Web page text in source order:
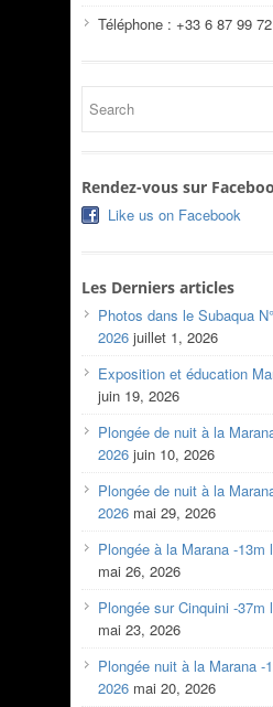
Téléphone : +33 6 87 99
Rendez-vous sur
Like us on Facebook
Les Derniers articles
Photos dans le Subaqua
2026 juillet 1, 2026
Exposition et éducation
juin 19, 2026
Plongée de nuit à la
2026 juin 10, 2026
Plongée de nuit à la
2026 mai 29, 2026
Plongée à la Marana -13m
mai 26, 2026
Plongée sur Cinquini -37m
mai 23, 2026
Plongée nuit à la Marana -
2026 mai 20, 2026